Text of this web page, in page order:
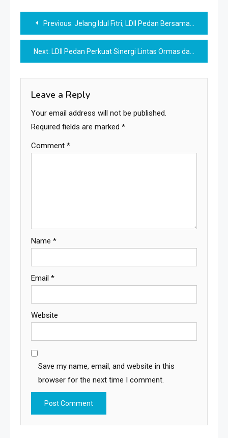
Post
navigation
Previous: Jelang Idul Fitri, LDII Pedan Bersama Senkom dan PERSINAS ASAD Koordinasi dengan Koramil Pedan
Next: LDII Pedan Perkuat Sinergi Lintas Ormas dalam Apel Gelar Pasukan Pengamanan Idul Fitri 2026
Leave a Reply
Your email address will not be published.
Required fields are marked *
Comment *
Name *
Email *
Website
Save my name, email, and website in this
browser for the next time I comment.